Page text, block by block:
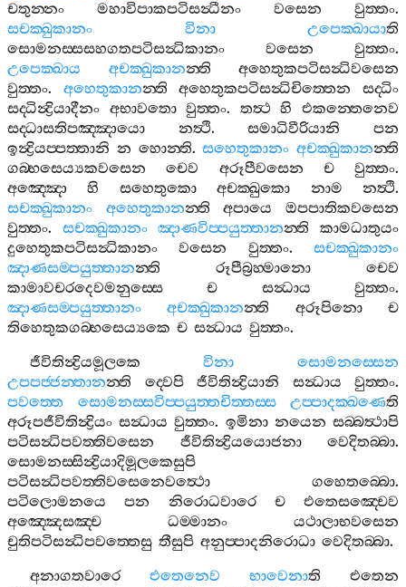
චතුන‍්නං
මහාවිපාකපටිසන්‍ධීනං වසෙන වුත‍්තං.
සචක‍්ඛුකානං
විනා උපෙක‍්ඛායාති
සොමනස‍්සසහගතපටිසන්‍ධිකානං
වසෙන වුත‍්තං.
උපෙක‍්ඛාය
අචක‍්ඛුකානන‍්ති
අහෙතුකපටිසන්‍ධිවසෙන
වුත‍්තං. අහෙතුකානන‍්ති අහෙතුකපටිසන්‍ධිචිත‍්තෙන
සද‍්ධිං
සද‍්ධින්‍ද්‍රියාදීනං අභාවතො වුත‍්තං. තත්‍ථ හි
එකන‍්තෙනෙව
සද‍්ධාසතිපඤ‍්ඤායො
නත්‍ථි.සමාධිවීරියානි
පන
ඉන්‍ද්‍රියප‍්පත‍්තානි න හොන‍්ති.සහෙතුකානං අචක‍්ඛුකානන‍්ති
ගබ‍්භසෙය්‍යකවසෙන
චෙව අරූපීවසෙන ච වුත‍්තං.
අඤ‍්ඤො
හි සහෙතුකො අචක‍්ඛුකො නාම නත්‍ථි.
සචක‍්ඛුකානං
අහෙතුකානන‍්ති අපායෙ
ඔපපාතිකවසෙන
වුත‍්තං. සචක‍්ඛුකානං ඤාණවිප‍්පයුත‍්තානන‍්ති
කාමධාතුයං
දුහෙතුකපටිසන්‍ධිකානං
වසෙන වුත‍්තං.සචක‍්ඛුකානං
ඤාණසම‍්පයුත‍්තානන‍්ති රූපීබ්‍රහ‍්මානො
චෙව
කාමාවචරදෙවමනුස‍්සෙ
ච සන්‍ධාය වුත‍්තං.
ඤාණසම‍්පයුත‍්තානං
අචක‍්ඛුකානන‍්ති අරූපිනො
ච
තිහෙතුකගබ‍්භසෙය්‍යකෙ ච සන්‍ධාය වුත‍්තං.
ජීවිතින්‍ද්‍රියමූලකෙ
විනා
සොමනස‍්සෙන
උපපජ‍්ජන‍්තානන‍්ති ද‍්වෙපි ජීවිතින්‍ද්‍රියානි සන්‍ධාය වුත‍්තං.
පවත‍්තෙ
සොමනස‍්සවිප‍්පයුත‍්තචිත‍්තස‍්ස උප‍්පාදක‍්ඛණෙති
අරූපජීවිතින්‍ද්‍රියං සන්‍ධාය වුත‍්තං. ඉමිනා නයෙන සබ‍්බත්‍ථාපි
පටිසන්‍ධිපවත‍්තිවසෙන
ජීවිතින්‍ද්‍රියයොජනා වෙදිතබ‍්බා.
සොමනස‍්සින්‍ද්‍රියාදිමූලකෙසුපි
පටිසන්‍ධිපවත‍්තිවසෙනෙවත්‍ථො
ගහෙතබ‍්බො.
පටිලොමනයෙ
පන නිරොධවාරෙ ච
එතෙසඤ‍්චෙව
අඤ‍්ඤෙසඤ‍්ච
ධම‍්මානං
යථාලාභවසෙන
චුතිපටිසන්‍ධිපවත‍්තෙසු තීසුපි අනුප‍්පාදනිරොධා වෙදිතබ‍්බා.
අනාගතවාරෙ
එතෙනෙව භාවෙනාති
එතෙන